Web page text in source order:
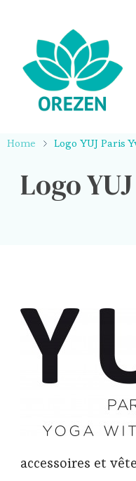
Home Logo YUJ Paris
Logo
accessoires et